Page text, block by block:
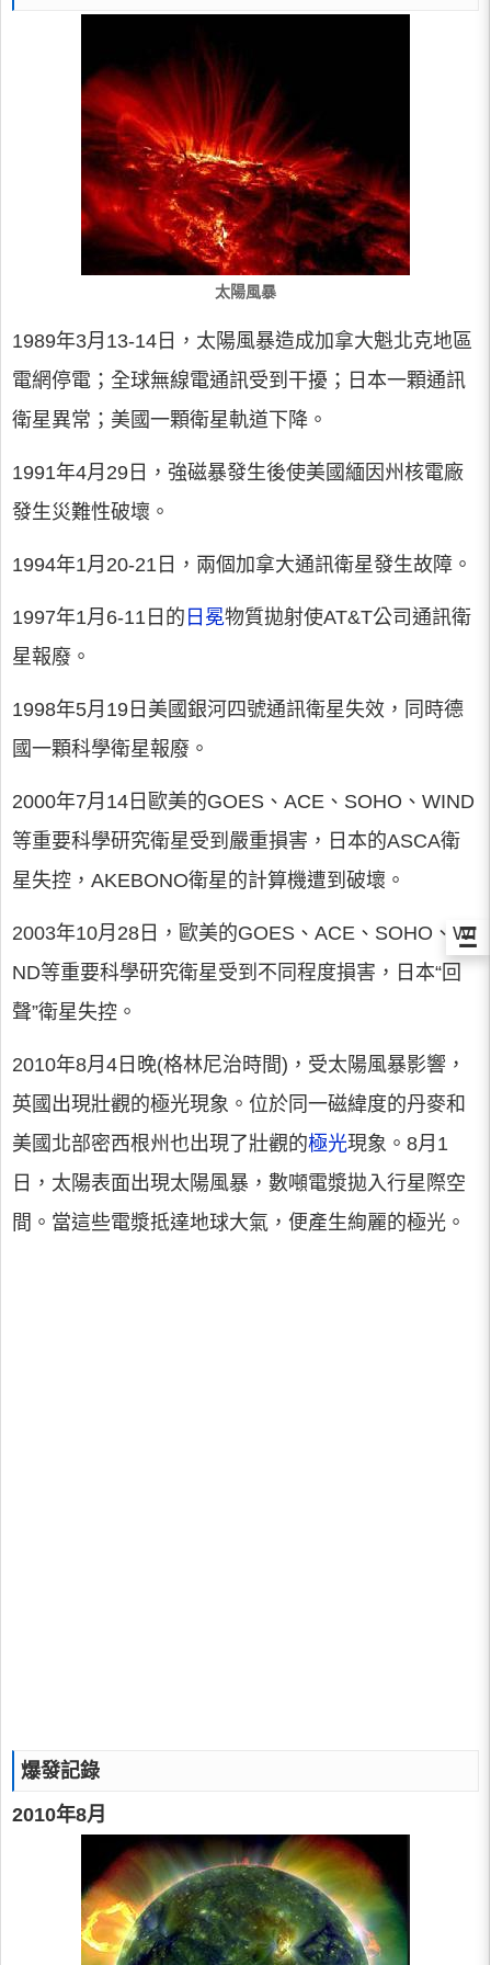
太陽風暴
1989年3月13-14日，太陽風暴造成加拿大魁北克地區
電網停電；全球無線電通訊受到干擾；日本一顆通訊
衛星異常；美國一顆衛星軌道下降。
1991年4月29日，強磁暴發生後使美國緬因州核電廠
發生災難性破壞。
1994年1月20-21日，兩個加拿大通訊衛星發生故障。
1997年1月6-11日的 日冕物質拋射使AT&T公司通訊衛
星報廢。
1998年5月19日美國銀河四號通訊衛星失效，同時德
國一顆科學衛星報廢。
2000年7月14日歐美的GOES、ACE、SOHO、WIND
等重要科學研究衛星受到嚴重損害，日本的ASCA衛
星失控，AKEBONO衛星的計算機遭到破壞。
2003年10月28日，歐美的GOES、ACE、SOHO、WI
ND等重要科學研究衛星受到不同程度損害，日本“回
聲”衛星失控。
2010年8月4日晚(格林尼治時間)，受太陽風暴影響，
英國出現壯觀的極光現象。位於同一磁緯度的丹麥和
美國北部密西根州也出現了壯觀的極光現象。8月1
日，太陽表面出現太陽風暴，數噸電漿拋入行星際空
間。當這些電漿抵達地球大氣，便產生絢麗的極光。
爆發記錄
2010年8月
Ξ